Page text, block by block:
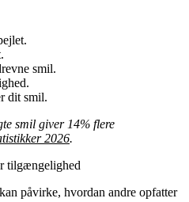
smil.
dit smil.
smil giver 14% flere
2026.
tilgængelighed
påvirke, hvordan andre opfatter